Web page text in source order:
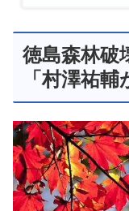
徳島森林破
「村澤祐